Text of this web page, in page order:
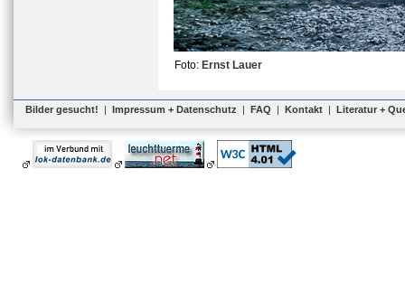
Foto: Ernst Lauer
Bilder gesucht! | Impressum + Datenschutz | FAQ | Kontakt | Literatur +